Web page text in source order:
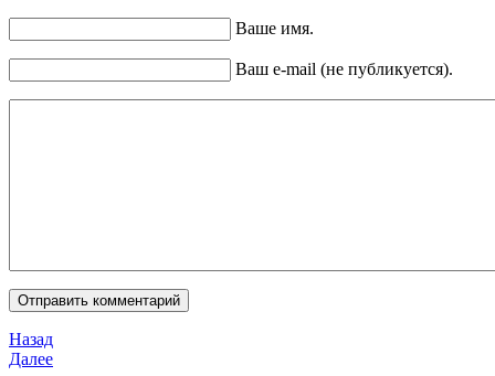
Ваше имя.
Ваш e-mail (не публикуется).
Назад
Далее